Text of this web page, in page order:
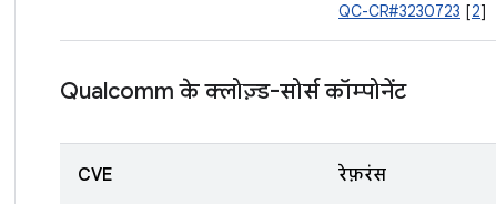
QC-CR#3230723 [2]
Qualcomm के क्लोज़्ड-सोर्स कॉम्पोनेंट
CVE रेफ़रंस